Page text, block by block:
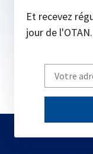
Et recevez
jour de l'OTAN.
Write
your
email